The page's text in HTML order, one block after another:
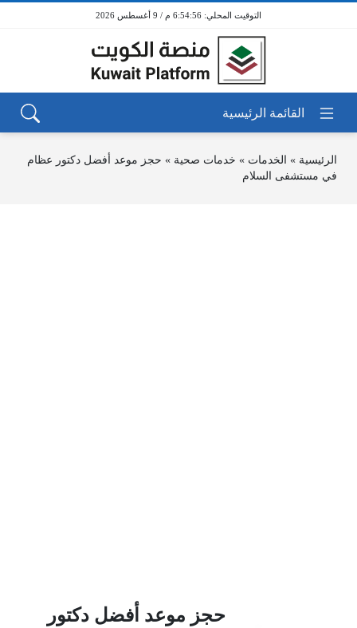
6:54:56 م / 9 أغسطس 2026
الرئيسية » الخدمات » خدمات صحية » حجز موعد أفضل دكتور عظام
في مستشفى السلام
حجز موعد أفضل دكتور